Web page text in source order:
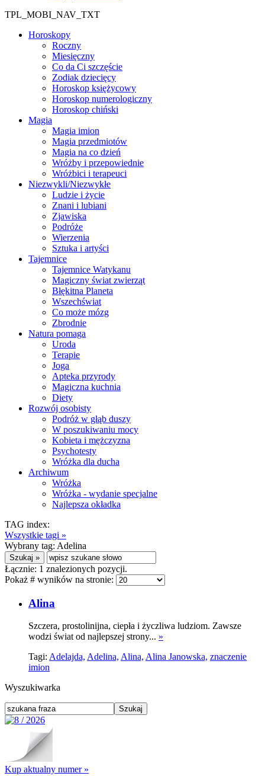
TPL_MOBI_NAV_TXT
Horoskopy
Roczny
Miesięczny
Co da Ci szczęście
Zodiak dziecięcy
Horoskop księżycowy
Horoskop numerologiczny
Horoskop chiński
Magia
Magia imion
Magia przedmiotów
Magia na co dzień
Wróżby i przepowiednie
Wróżbici i terapeuci
Niezwykli/Niezwykłe
Ludzie i życie
Znani i lubiani
Zjawiska
Podróże
Wierzenia
Sztuka i artyści
Tajemnice
Tajemnice Watykanu
Magiczny świat zwierząt
Błękitna Planeta
Wszechświat
Co może mózg
Zbrodnie
Natura pomaga
Uroda
Terapie
Joga
Apteka przyrody
Magiczna kuchnia
Diety
Rozwój osobisty
Podróż w głąb duszy
W poszukiwaniu mocy
Kobieta i mężczyzna
Psychotesty
Wróżka dla ducha
Archiwum
Wróżka
Wróżka - wydanie specjalne
Najlepsza okładka
TAG index:
Wszystkie tagi »
Wybrany tag: Adelina
Łącznie: 1 znalezionych pozycji.
Pokaż # wyników na stronie:
Alina
Szczera, prostolinijna, ciepła i życzliwa ludziom. Zawsze
wodzi świat od najlepszej strony... »
Tagi: Adelajda, Adelina, Alina, Alina Janowska, znaczenie
imion
Wyszukiwarka
Kup aktualny numer »